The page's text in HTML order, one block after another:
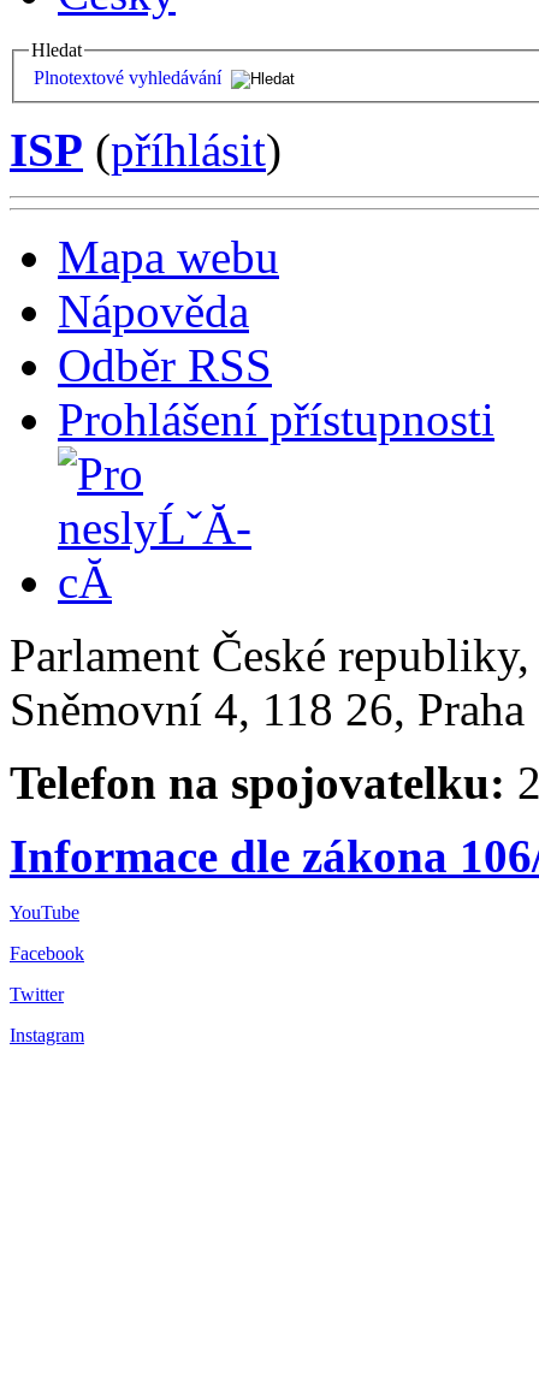
Hledat
Plnotextové vyhledávání
ISP (příhlásit)
Mapa webu
Nápověda
Odběr RSS
Prohlášení přístupnosti
Parlament České
Sněmovní 4, 118 26,
Telefon na spojovatelku:
Informace dle zákona
YouTube
Facebook
Twitter
Instagram